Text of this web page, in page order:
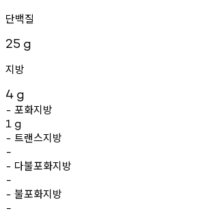
단백질
25 g
지방
4 g
- 포화지방
1 g
- 트랜스지방
-
- 다불포화지방
-
- 불포화지방
-